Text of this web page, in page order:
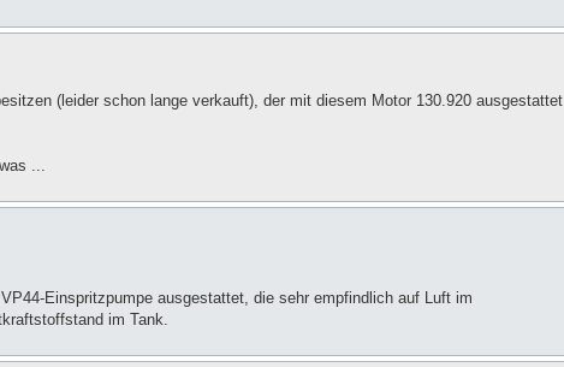
(leider schon lange verkauft), der mit diesem Motor 130.920 ausgestattet
...
Einspritzpumpe ausgestattet, die sehr empfindlich auf Luft im
im Tank.